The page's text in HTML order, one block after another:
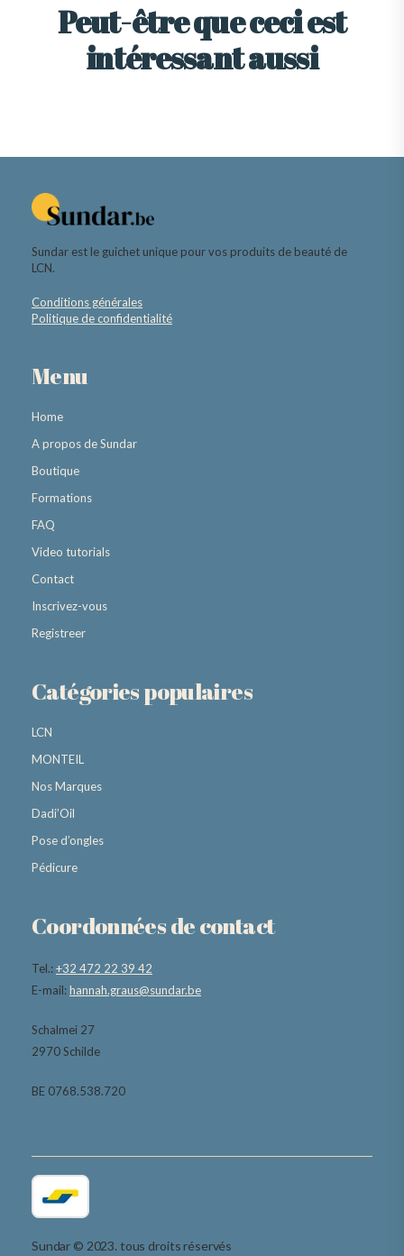
Peut-être que ceci est
intéressant aussi
Sundar est le guichet unique pour vos produits de beauté de
LCN.
Conditions générales
Politique de confidentialité
Menu
Home
A propos de Sundar
Boutique
Formations
FAQ
Video tutorials
Contact
Inscrivez-vous
Registreer
Catégories populaires
LCN
MONTEIL
Nos Marques
Dadi’Oil
Pose d’ongles
Pédicure
Coordonnées de contact
Tel.:+32 472 22 39 42
E-mail:hannah.graus@sundar.be
Schalmei 27
2970 Schilde
BE 0768.538.720
Sundar © 2023. tous droits réservés